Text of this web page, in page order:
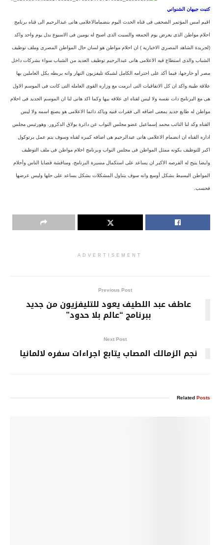
كتبت جيهان الشنواني
اقيم امس المؤتمر الصحفى فى قناه الحدث اليوم بنضمامالاعلامى هانى عبدالرحيم الى قناه برنامج
احلام مواطن الذى يعرض يوم الجمعه والسبت الذى اصبح له يومين فى الاسبوع بدل يوم واحد واكد
(لجريدة الشاهد المصري الاخباريه ) ان احلام مواطن هو لسان حال المواطن المصرى وملف توظيف
الشباب والذى استطاع فيه الاعلامى هانى عبدالرحيم توظيف العديد من الشباب سواء بشركات داخل
مصر أو خارجها، فيما أكد على احترامه الكامل لشبكة تليفزيون النهار وانه يربطه بكل العاملين بها
علاقة طيبة.واكد ان كل الاتفاقيات التى ابرمت مع وزاره القوى العامله التى كانت فى الموسم الاول
هى مع البرنامج دات نفسه ولا ليس لقناه اى علاقه بيها وكما اكد هانى لنا ان الموسم الجديد فى احلام
مواطن له طابع جديد بمعنى اضافه الى فقرات فنيه وياكد ذائما الاعلامى هو يصنع اسمه ولا ليس
القناه وكد لنا النائب محمد إسماعيل عضو مجلس النواب عن دائرة بولاق الدكرور. وهورئيس مجلس
اداره القناه ان انضمام الاعلامى هانى عبدالرحيم هى اضافه كبيره لقناه وسوف يتم عمل برتوكول
اكبر للتوظيف بكونه ممثل المواطن فى مجلس النواب وبرنامج احلام مواطن فى ملف التوظيف
وايضا يتيح له الفرصه الاكبر ان يساعد على استكمال مسيرة البرنامج، ومناقشة قضايا الناس وأحلام
المواطن البسيط بشكل أوسع وانه سوف يتناول المشكلات بشكل يساعد على حلها وليس عرضها
فحسب.
ADVERTISEMENT
Previous Post
عاطف عبد اللطيف يعود للتليفزيون من جديد
ببرنامج “عالم بلا حدود”
Next Post
نجم الزمالك المصاب يتابع اجراءات سفره لالمانيا
RelatedPosts